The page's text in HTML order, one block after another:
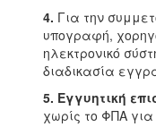
4. Για την
υπογραφή,
ηλεκτρονικό
διαδικασία
5. Εγγυητική
χωρίς το ΦΠΑ